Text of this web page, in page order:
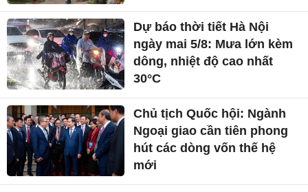
Dự báo thời tiết Hà Nội
ngày mai 5/8: Mưa lớn kèm
dông, nhiệt độ cao nhất
30°C
Chủ tịch Quốc hội: Ngành
Ngoại giao cần tiên phong
hút các dòng vốn thế hệ
mới